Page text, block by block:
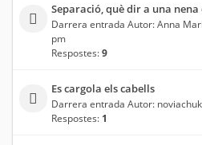
Separació, què dir a una nena
Darrera entrada Autor:Anna
pm
Respostes:9
Es cargola els cabells
Darrera entrada Autor:
Respostes: 1